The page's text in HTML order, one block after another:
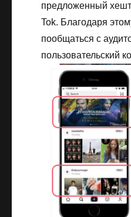
предложенный
Tok. Благодаря
пообщаться с
пользовательский